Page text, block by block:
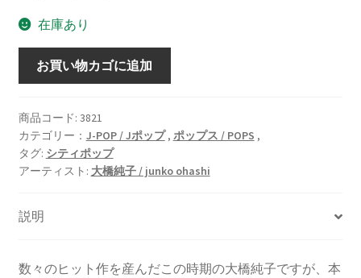
在庫あり
ソ
レ
イ
ユ
7inch]
お買い物カゴに追加
商品コード: 3821
カテゴリー： J-POP / Jポップ, ポップス / POPS ,
タグ: シティポップ
アーティスト: 大橋純子 / junko ohashi
説明
数々のヒット作を産んだこの時期の大橋純子ですが、本